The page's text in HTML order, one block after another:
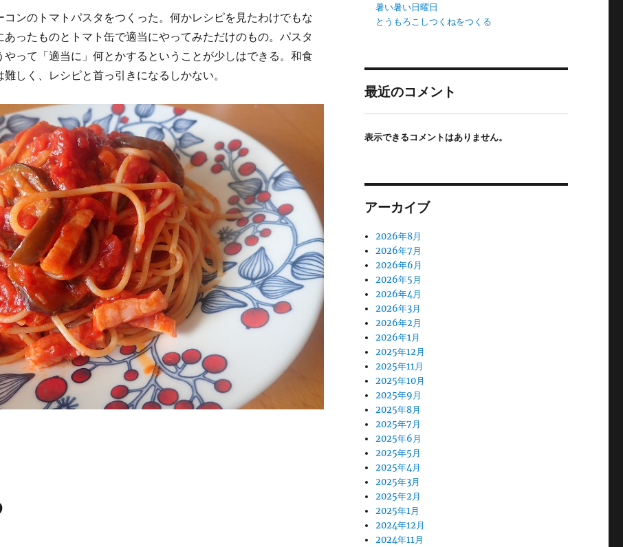
コンのトマトパスタをつくった。何かレシピを見たわけでもな
あったものとトマト缶で適当にやってみただけのもの。パスタ
やって「適当に」何とかするということが少しはできる。和食
しく、レシピと首っ引きになるしかない。
暑い暑い日曜日
とうもろこしつくねをつくる
最近のコメント
表示できるコメントはありません。
アーカイブ
2026年8月
2026年7月
2026年6月
2026年5月
2026年4月
2026年3月
2026年2月
2026年1月
2025年12月
2025年11月
2025年10月
2025年9月
2025年8月
2025年7月
2025年6月
2025年5月
2025年4月
2025年3月
2025年2月
2025年1月
2024年12月
2024年11月